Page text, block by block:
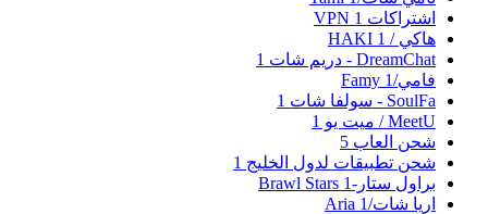
اشتراكات VPN 1
هاكي / HAKI 1
DreamChat - دريم شات
1
فامي/Famy1
SoulFa - سولفا شات
1
MeetU / ميت يو
1
شحن العاب 5
شحن تطبيقات لدول الخليج 1
براول ستار-Brawl Stars1
اريا شات/Aria1